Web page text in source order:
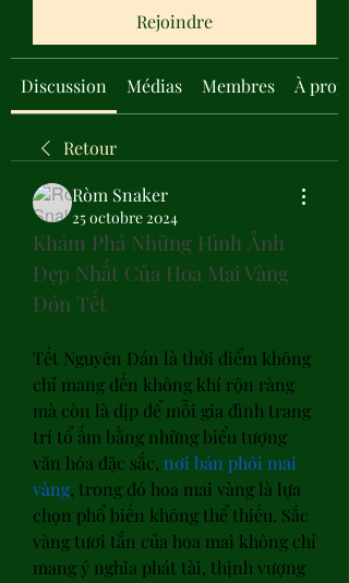
Rejoindre
Discussion Médias Membres À
Retour
Ròm Snaker
25 octobre 2024
Khám Phá Những Hình Ảnh
Đẹp Nhất Của Hoa Mai Vàng
Đón Tết
Tết Nguyên Đán là thời điểm không
chỉ mang đến không khí rộn ràng
mà còn là dịp để mỗi gia đình trang
trí tổ ấm bằng những biểu tượng
văn hóa đặc sắc, nơi bán phôi mai
vàng, trong đó hoa mai vàng là lựa
chọn phổ biến không thể thiếu. Sắc
vàng tươi tắn của hoa mai không chỉ
mang ý nghĩa phát tài, thịnh vượng